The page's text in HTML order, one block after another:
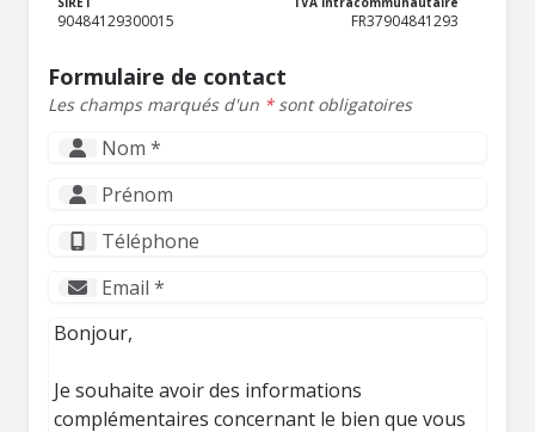
90484129300015 FR37904841293
Formulaire de contact
Les champs marqués d'un *sont obligatoires